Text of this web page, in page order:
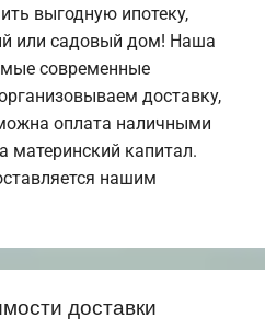
выгодную ипотеку,
или садовый дом! Наша
современные
доставку,
оплата наличными
материнский капитал.
нашим
доставки